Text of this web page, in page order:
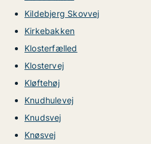
Kildebjerg Skovvej
Kirkebakken
Klosterfælled
Klostervej
Kløftehøj
Knudhulevej
Knudsvej
Knøsvej